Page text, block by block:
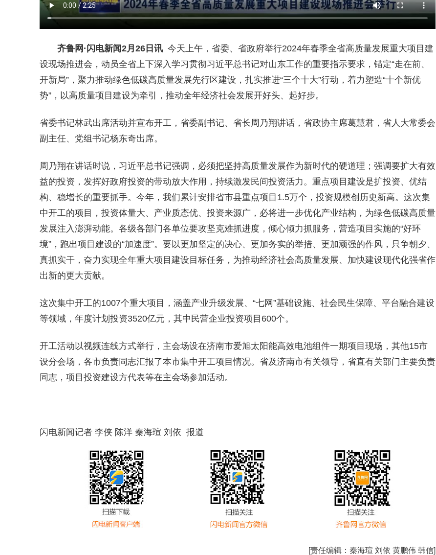
齐鲁网 ·闪电新闻2月26日讯今天上午，省委、省政府举行2024年春季全省高质量发展重大项目建
设现场推进会，动员全省上下深入学习贯彻习近平总书记对山东工作的重要指示要求，锚定“走在前、
开新局”，聚力推动绿色低碳高质量发展先行区建设，扎实推进“三个十大”行动，着力塑造“十个新优
势”，以高质量项目建设为牵引，推动全年经济社会发展开好头、起好步。
省委书记林武出席活动并宣布开工，省委副书记、省长周乃翔讲话，省政协主席葛慧君，省人大常委会
副主任、党组书记杨东奇出席。
周乃翔在讲话时说，习近平总书记强调，必须把坚持高质量发展作为新时代的硬道理；强调要扩大有效
益的投资，发挥好政府投资的带动放大作用，持续激发民间投资活力。重点项目建设是扩投资、优结
构、稳增长的重要抓手。今年，我们累计安排省市县重点项目1.5万个，投资规模创历史新高。这次集
中开工的项目，投资体量大、产业质态优、投资来源广，必将进一步优化产业结构，为绿色低碳高质量
发展注入澎湃动能。各级各部门各单位要攻坚克难抓进度，倾心倾力抓服务，营造项目实施的“好环
境”，跑出项目建设的“加速度”。要以更加坚定的决心、更加务实的举措、更加顽强的作风，只争朝夕、
真抓实干，奋力实现全年重大项目建设目标任务，为推动经济社会高质量发展、加快建设现代化强省作
出新的更大贡献。
这次集中开工的1007个重大项目，涵盖产业升级发展、“七网”基础设施、社会民生保障、平台融合建设
等领域，年度计划投资3520亿元，其中民营企业投资项目600个。
开工活动以视频连线方式举行，主会场设在济南市爱旭太阳能高效电池组件一期项目现场，其他15市
设分会场，各市负责同志汇报了本市集中开工项目情况。省及济南市有关领导，省直有关部门主要负责
同志，项目投资建设方代表等在主会场参加活动。
闪电新闻记者 李侠 陈洋 秦海瑄 刘依 报道
[责任编辑： 秦海瑄 刘依 黄鹏伟 韩信]